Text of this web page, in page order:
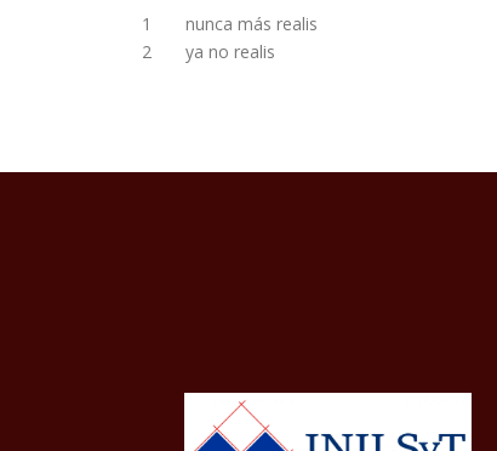
1
nunca más realis
2
ya no realis